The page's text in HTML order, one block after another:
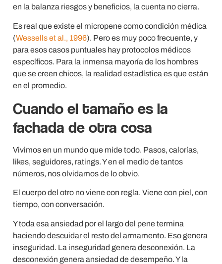
en la balanza riesgos y beneficios, la cuenta no cierra.
Es real que existe el micropene como condición médica
(Wessells et al., 1996). Pero es muy poco frecuente, y
para esos casos puntuales hay protocolos médicos
específicos. Para la inmensa mayoría de los hombres
que se creen chicos, la realidad estadística es que están
en el promedio.
Cuando el tamaño es la
fachada de otra cosa
Vivimos en un mundo que mide todo. Pasos, calorías,
likes, seguidores, ratings. Y en el medio de tantos
números, nos olvidamos de lo obvio.
El cuerpo del otro no viene con regla. Viene con piel, con
tiempo, con conversación.
Y toda esa ansiedad por el largo del pene termina
haciendo descuidar el resto del armamento. Eso genera
inseguridad. La inseguridad genera desconexión. La
desconexión genera ansiedad de desempeño. Y la